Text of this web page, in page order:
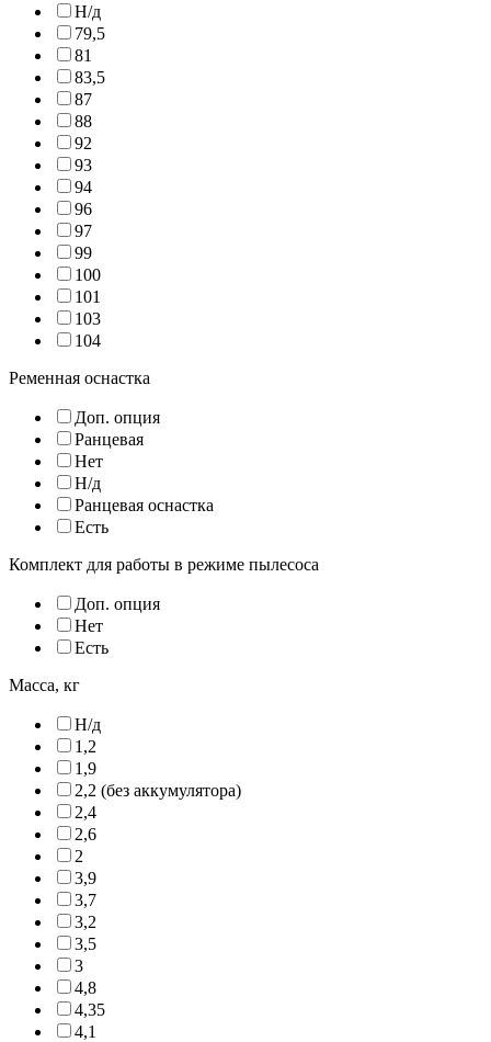
Н/д
79,5
81
83,5
87
88
92
93
94
96
97
99
100
101
103
104
Ременная оснастка
Доп. опция
Ранцевая
Нет
Н/д
Ранцевая оснастка
Есть
Комплект для работы в режиме пылесоса
Доп. опция
Нет
Есть
Масса, кг
Н/д
1,2
1,9
2,2 (без аккумулятора)
2,4
2,6
2
3,9
3,7
3,2
3,5
3
4,8
4,35
4,1